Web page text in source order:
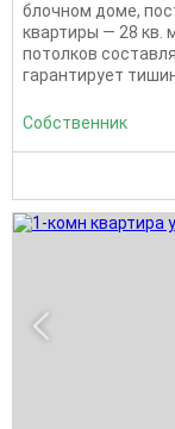
блочном доме,
квартиры — 28 кв.
потолков
гарантирует
Собственник